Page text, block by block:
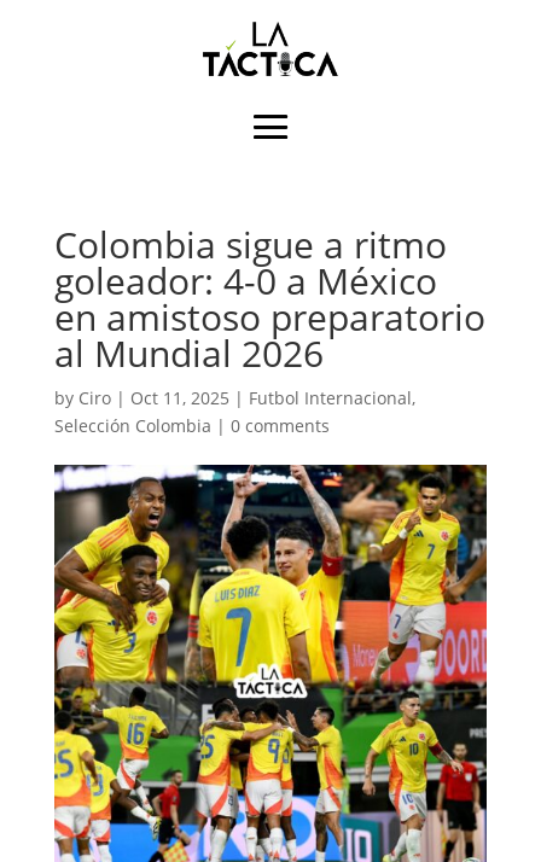
Colombia sigue a ritmo
goleador: 4-0 a México
en amistoso preparatorio
al Mundial 2026
by Ciro| Oct 11, 2025 | Futbol Internacional,
Selección Colombia | 0 comments